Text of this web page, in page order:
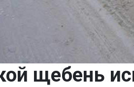
щебень